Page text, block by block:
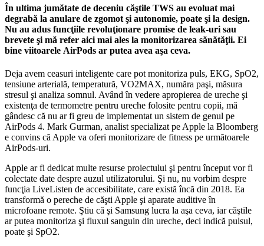
În ultima jumătate de deceniu căştile TWS au evoluat mai
degrabă la anulare de zgomot şi autonomie, poate şi la design.
Nu au adus funcţiile revoluţionare promise de leak-uri sau
brevete şi mă refer aici mai ales la monitorizarea sănătăţii. Ei
bine viitoarele AirPods ar putea avea aşa ceva.
Deja avem ceasuri inteligente care pot monitoriza puls, EKG, SpO2,
tensiune arterială, temperatură, VO2MAX, număra paşi, măsura
stresul şi analiza somnul. Având în vedere apropierea de ureche şi
existenţa de termometre pentru ureche folosite pentru copii, mă
gândesc că nu ar fi greu de implementat un sistem de genul pe
AirPods 4. Mark Gurman, analist specializat pe Apple la Bloomberg
e convins că Apple va oferi monitorizare de fitness pe următoarele
AirPods-uri.
Apple ar fi dedicat multe resurse proiectului şi pentru început vor fi
colectate date despre auzul utilizatorului. Şi nu, nu vorbim despre
funcţia LiveListen de accesibilitate, care există încă din 2018. Ea
transformă o pereche de căşti Apple şi aparate auditive în
microfoane remote. Ştiu că şi Samsung lucra la aşa ceva, iar căştile
ar putea monitoriza şi fluxul sanguin din ureche, deci indică pulsul,
poate şi SpO2.